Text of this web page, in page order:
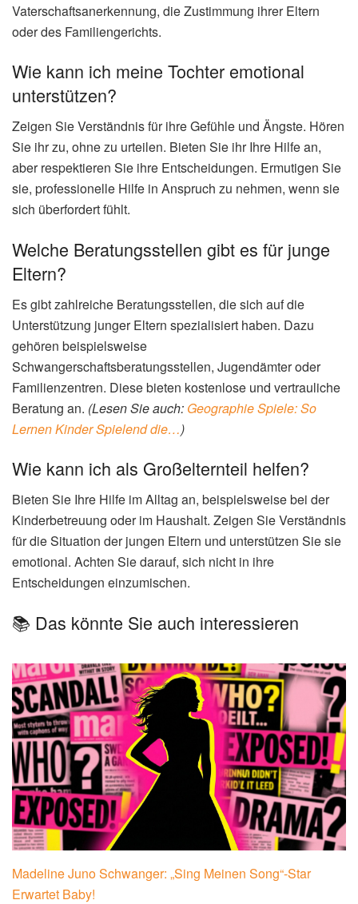
Vaterschaftsanerkennung, die Zustimmung ihrer Eltern
oder des Familiengerichts.
Wie kann ich meine Tochter emotional
unterstützen?
Zeigen Sie Verständnis für ihre Gefühle und Ängste. Hören
Sie ihr zu, ohne zu urteilen. Bieten Sie ihr Ihre Hilfe an,
aber respektieren Sie ihre Entscheidungen. Ermutigen Sie
sie, professionelle Hilfe in Anspruch zu nehmen, wenn sie
sich überfordert fühlt.
Welche Beratungsstellen gibt es für junge
Eltern?
Es gibt zahlreiche Beratungsstellen, die sich auf die
Unterstützung junger Eltern spezialisiert haben. Dazu
gehören beispielsweise
Schwangerschaftsberatungsstellen, Jugendämter oder
Familienzentren. Diese bieten kostenlose und vertrauliche
Beratung an. (Lesen Sie auch: Geographie Spiele: So
Lernen Kinder Spielend die…)
Wie kann ich als Großelternteil helfen?
Bieten Sie Ihre Hilfe im Alltag an, beispielsweise bei der
Kinderbetreuung oder im Haushalt. Zeigen Sie Verständnis
für die Situation der jungen Eltern und unterstützen Sie sie
emotional. Achten Sie darauf, sich nicht in ihre
Entscheidungen einzumischen.
📚 Das könnte Sie auch interessieren
Madeline Juno Schwanger: „Sing Meinen Song“-Star
Erwartet Baby!